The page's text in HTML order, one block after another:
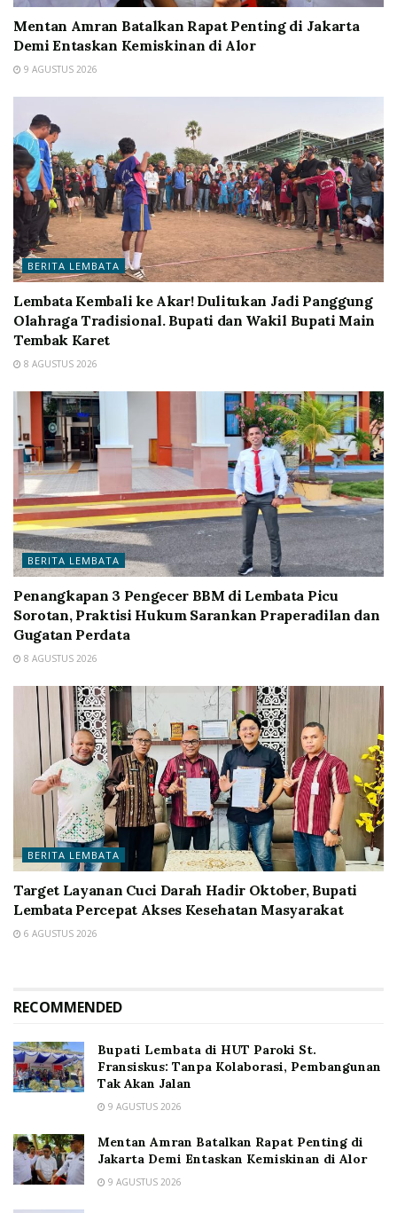
Mentan Amran Batalkan Rapat Penting di Jakarta
Demi Entaskan Kemiskinan di Alor
9 AGUSTUS 2026
BERITA LEMBATA
Lembata Kembali ke Akar! Dulitukan Jadi Panggung
Olahraga Tradisional. Bupati dan Wakil Bupati Main
Tembak Karet
8 AGUSTUS 2026
BERITA LEMBATA
Penangkapan 3 Pengecer BBM di Lembata Picu
Sorotan, Praktisi Hukum Sarankan Praperadilan dan
Gugatan Perdata
8 AGUSTUS 2026
BERITA LEMBATA
Target Layanan Cuci Darah Hadir Oktober, Bupati
Lembata Percepat Akses Kesehatan Masyarakat
6 AGUSTUS 2026
RECOMMENDED
Bupati Lembata di HUT Paroki St.
Fransiskus: Tanpa Kolaborasi, Pembangunan
Tak Akan Jalan
9 AGUSTUS 2026
Mentan Amran Batalkan Rapat Penting di
Jakarta Demi Entaskan Kemiskinan di Alor
9 AGUSTUS 2026